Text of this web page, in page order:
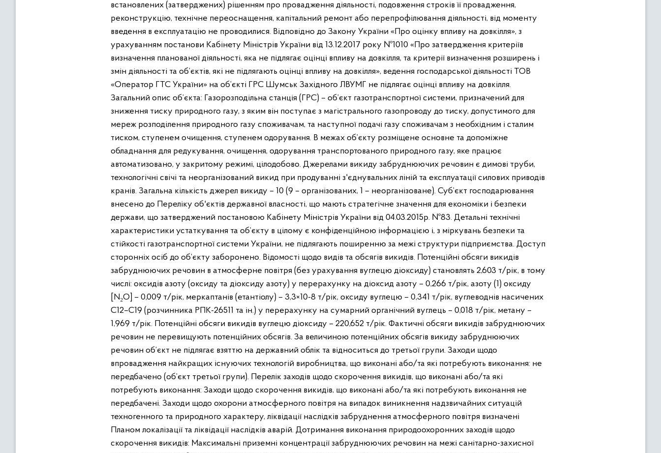
встановлених (затверджених) рішенням про провадження діяльності, подовження строків її провадження,
реконструкцію, технічне переоснащення, капітальний ремонт або перепрофілювання діяльності, від моменту
введення в експлуатацію не проводилися. Відповідно до Закону України «Про оцінку впливу на довкілля», з
урахуванням постанови Кабінету Міністрів України від 13.12.2017 року №1010 «Про затвердження критеріїв
визначення планованої діяльності, яка не підлягає оцінці впливу на довкілля, та критерії визначення розширень і
змін діяльності та об’єктів, які не підлягають оцінці впливу на довкілля», ведення господарської діяльності ТОВ
«Оператор ГТС України» на об’єкті ГРС Шумськ Західного ЛВУМГ не підлягає оцінці впливу на довкілля.
Загальний опис об’єкта: Газорозподільна станція (ГРС) – об’єкт газотранспортної системи, призначений для
зниження тиску природного газу, з яким він поступає з магістрального газопроводу до тиску, допустимого для
мереж розподілення природного газу споживачам, та наступної подачі газу споживачам з необхідним і сталим
тиском, ступенем очищення, ступенем одорування. В межах об’єкту розміщене основне та допоміжне
обладнання для редукування, очищення, одорування транспортованого природного газу, яке працює
автоматизовано, у закритому режимі, цілодобово. Джерелами викиду забруднюючих речовин є димові труби,
технологічні свічі та неорганізований викид при продуванні з'єднувальних ліній та експлуатації силових приводів
кранів. Загальна кількість джерел викиду – 10 (9 – організованих, 1 – неорганізоване). Суб’єкт господарювання
внесено до Переліку об'єктів державної власності, що мають стратегічне значення для економіки і безпеки
держави, що затверджений постановою Кабінету Міністрів України від 04.03.2015р. №83. Детальні технічні
характеристики устаткування та об’єкту в цілому є конфіденційною інформацією і, з міркувань безпеки та
стійкості газотранспортної системи України, не підлягають поширенню за межі структури підприємства. Доступ
сторонніх осіб до об’єкту заборонено. Відомості щодо видів та обсягів викидів. Потенційні обсяги викидів
забруднюючих речовин в атмосферне повітря (без урахування вуглецю діоксиду) становлять 2,603 т/рік, в тому
числі: оксидів азоту (оксиду та діоксиду азоту) у перерахунку на діоксид азоту – 0,266 т/рік, азоту (1) оксиду
[N₂O] – 0,009 т/рік, меркаптанів (етантіолу) – 3,3×10-8 т/рік, оксиду вуглецю – 0,341 т/рік, вуглеводнів насичених
C12–C19 (розчинника РПК-26511 та ін.) у перерахунку на сумарний органічний вуглець – 0,018 т/рік, метану –
1,969 т/рік. Потенційні обсяги викидів вуглецю діоксиду – 220,652 т/рік. Фактичні обсяги викидів забруднюючих
речовин не перевищують потенційних обсягів. За величиною потенційних обсягів викиду забруднюючих
речовин об’єкт не підлягає взяттю на державний облік та відноситься до третьої групи. Заходи щодо
впровадження найкращих існуючих технологій виробництва, що виконані або/та які потребують виконання: не
передбачено (об’єкт третьої групи). Перелік заходів щодо скорочення викидів, що виконані або/та які
потребують виконання: Заходи щодо скорочення викидів, що виконані або/та які потребують виконання не
передбачені. Заходи щодо охорони атмосферного повітря на випадок виникнення надзвичайних ситуацій
техногенного та природного характеру, ліквідації наслідків забруднення атмосферного повітря визначені
Планом локалізації та ліквідації наслідків аварій. Дотримання виконання природоохоронних заходів щодо
скорочення викидів: Максимальні приземні концентрації забруднюючих речовин на межі санітарно-захисної